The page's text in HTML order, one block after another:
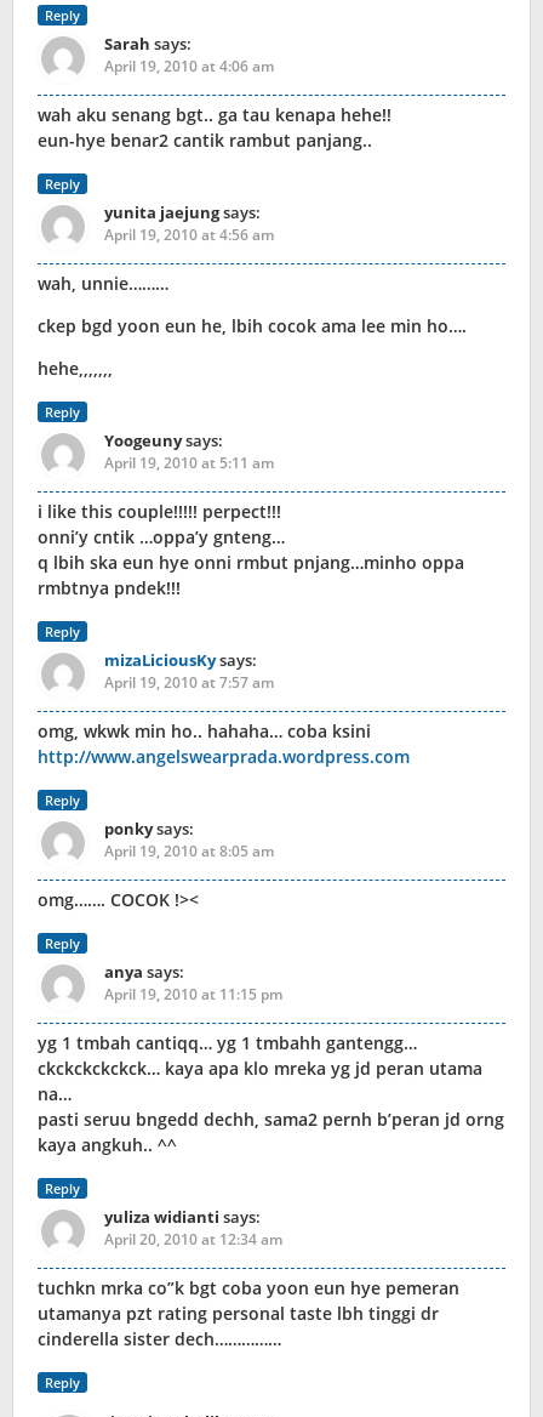
Reply
Sarah says:
April 19, 2010 at 4:06 am
wah aku senang bgt.. ga tau kenapa hehe!!
eun-hye benar2 cantik rambut panjang..
Reply
yunita jaejungsays:
April 19, 2010 at 4:56 am
wah, unnie………
ckep bgd yoon eun he, lbih cocok ama lee min ho….
hehe,,,,,,,
Reply
Yoogeunysays:
April 19, 2010 at 5:11 am
i like this couple!!!!! perpect!!!
onni’y cntik …oppa’y gnteng…
q lbih ska eun hye onni rmbut pnjang…minho oppa
rmbtnya pndek!!!
Reply
mizaLiciousKysays:
April 19, 2010 at 7:57 am
omg, wkwk min ho.. hahaha… coba ksini
http://www.angelswearprada.wordpress.com
Reply
ponkysays:
April 19, 2010 at 8:05 am
omg……. COCOK !><
Reply
anya says:
April 19, 2010 at 11:15 pm
yg 1 tmbah cantiqq… yg 1 tmbahh gantengg…
ckckckckckck… kaya apa klo mreka yg jd peran utama
na…
pasti seruu bngedd dechh, sama2 pernh b’peran jd orng
kaya angkuh.. ^^
Reply
yuliza widianti says:
April 20, 2010 at 12:34 am
tuchkn mrka co”k bgt coba yoon eun hye pemeran
utamanya pzt rating personal taste lbh tinggi dr
cinderella sister dech……………
Reply